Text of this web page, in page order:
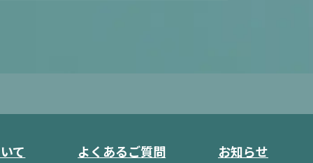
て よくあるご質問 お知らせ